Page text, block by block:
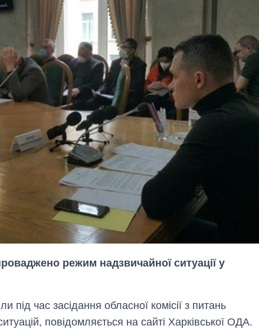
режим надзвичайної ситуації у
під час засідання обласної комісії з питань
повідомляється на сайті Харківської ОДА.